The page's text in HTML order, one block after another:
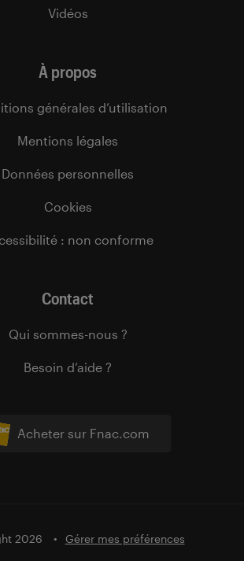
Acheter sur Fnac.com
Vidéos
À propos
générales d’utilisation
Mentions légales
Données personnelles
Cookies
: non conforme
Contact
Qui sommes-nous ?
Besoin d’aide ?
2026 Gérer mes préférences